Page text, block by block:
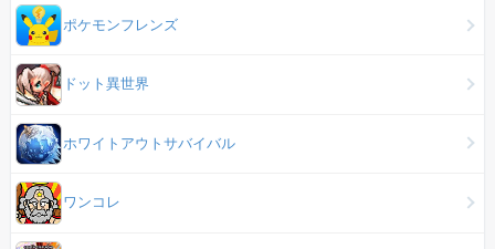
ポケモンフレンズ
ドット異世界
ホワイトアウトサバイバル
ワンコレ